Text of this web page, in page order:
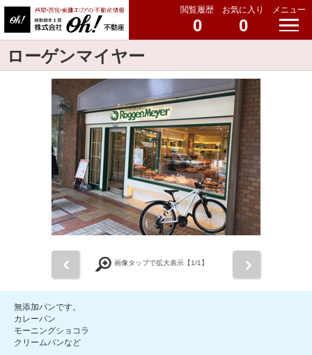
閲覧履歴
0
お気に入り
0
メニュー
ローゲンマイヤー
画像タップで拡大表示【1/1】
無添加パンです。
カレーパン
モーニングショコラ
クリームパンなど